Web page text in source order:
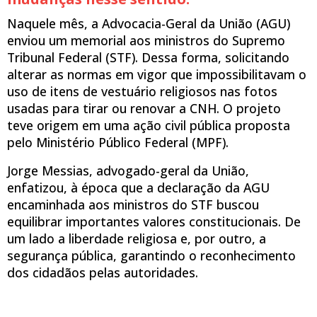
Naquele mês, a Advocacia-Geral da União (AGU)
enviou um memorial aos ministros do Supremo
Tribunal Federal (STF). Dessa forma, solicitando
alterar as normas em vigor que impossibilitavam o
uso de itens de vestuário religiosos nas fotos
usadas para tirar ou renovar a CNH. O projeto
teve origem em uma ação civil pública proposta
pelo Ministério Público Federal (MPF).
Jorge Messias, advogado-geral da União,
enfatizou, à época que a declaração da AGU
encaminhada aos ministros do STF buscou
equilibrar importantes valores constitucionais. De
um lado a liberdade religiosa e, por outro, a
segurança pública, garantindo o reconhecimento
dos cidadãos pelas autoridades.